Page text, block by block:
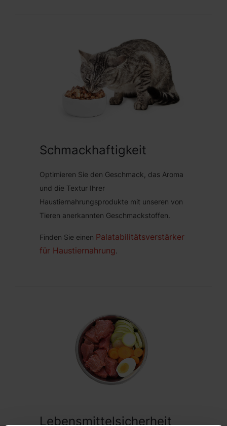
Schmackhaftigkeit
Optimieren Sie den Geschmack, das Aroma
und die Textur Ihrer
Haustiernahrungsprodukte mit unseren von
Tieren anerkannten Geschmackstoffen.
Finden Sie einen Palatabilitätsverstärker
für Haustiernahrung.
Lebensmittelsicherheit